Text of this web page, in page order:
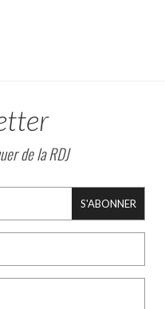
de la RDJ
S'ABONNER